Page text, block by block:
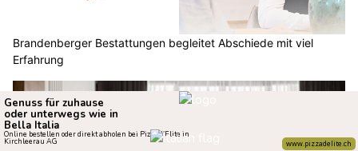
Brandenberger Bestattungen begleitet Abschiede mit viel
Erfahrung